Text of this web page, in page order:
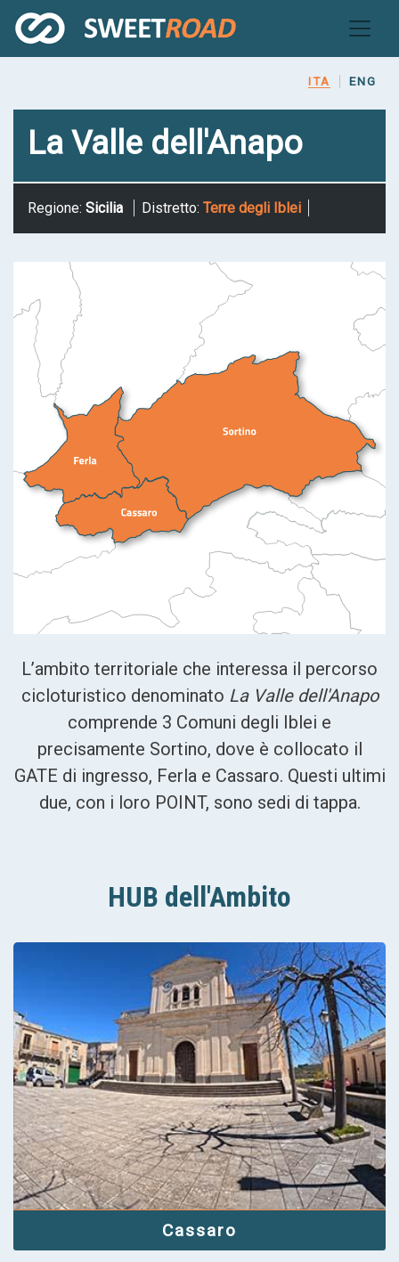
al
contenuto
ITA ENG
La Valle dell'Anapo
Regione: Sicilia Distretto: Terre degli Iblei
L’ambito territoriale che interessa il percorso
cicloturistico denominato La Valle dell'Anapo
comprende 3 Comuni degli Iblei e
precisamente Sortino, dove è collocato il
GATE di ingresso, Ferla e Cassaro. Questi ultimi
due, con i loro POINT, sono sedi di tappa.
HUB dell'Ambito
Cassaro